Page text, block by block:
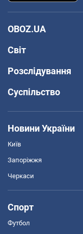
OBOZ.UA
Світ
Розслідування
Суспільство
Новини України
Київ
Запоріжжя
Черкаси
Спорт
Футбол